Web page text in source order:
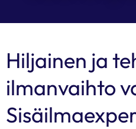
Hiljainen ja
ilmanvaihto